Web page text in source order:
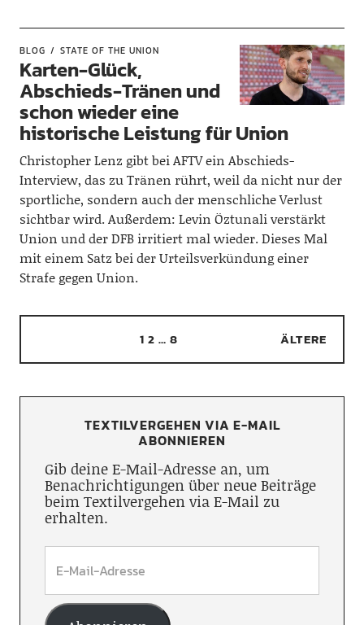
BLOG STATE OF THE UNION
Karten-Glück,
Abschieds-Tränen und
schon wieder eine
historische Leistung für Union
Christopher Lenz gibt bei AFTV ein Abschieds-
Interview, das zu Tränen rührt, weil da nicht nur der
sportliche, sondern auch der menschliche Verlust
sichtbar wird. Außerdem: Levin Öztunali verstärkt
Union und der DFB irritiert mal wieder. Dieses Mal
mit einem Satz bei der Urteilsverkündung einer
Strafe gegen Union.
1 2 … 8 ÄLTERE
TEXTILVERGEHEN VIA E-MAIL
ABONNIEREN
Gib deine E-Mail-Adresse an, um
Benachrichtigungen über neue Beiträge
beim Textilvergehen via E-Mail zu
erhalten.